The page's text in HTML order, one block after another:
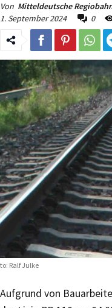
Von Mitteldeutsche
1. September 2024
0
Ralf Julke
Aufgrund von